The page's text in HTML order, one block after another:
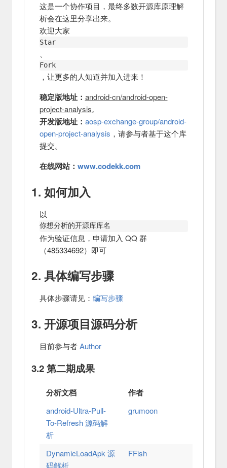
这是一个协作项目，最终多数开源库原理解
析会在这里分享出来。
欢迎大家
Star
Fork
，让更多的人知道并加入进来！
稳定版地址： android-cn/android-open-
project-analysis。
开发版地址： aosp-exchange-group/android-
open-project-analysis ，请参与者基于这个库
提交。
在线网站： www.codekk.com
1. 如何加入
以
你想分析的开源库库名
作为验证信息，申请加入 QQ 群
（485334692）即可
2. 具体编写步骤
具体步骤请见： 编写步骤
3. 开源项目源码分析
目前参与者Author
3.2 第二期成果
分析文档 作者
android-Ultra-Pull-
To-Refresh 源码解
析
grumoon
DynamicLoadApk 源
码解析
FFish